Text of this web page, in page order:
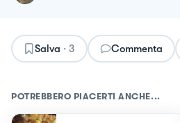
Salva · 3 Commenta
POTREBBERO PIACERTI ANCHE...